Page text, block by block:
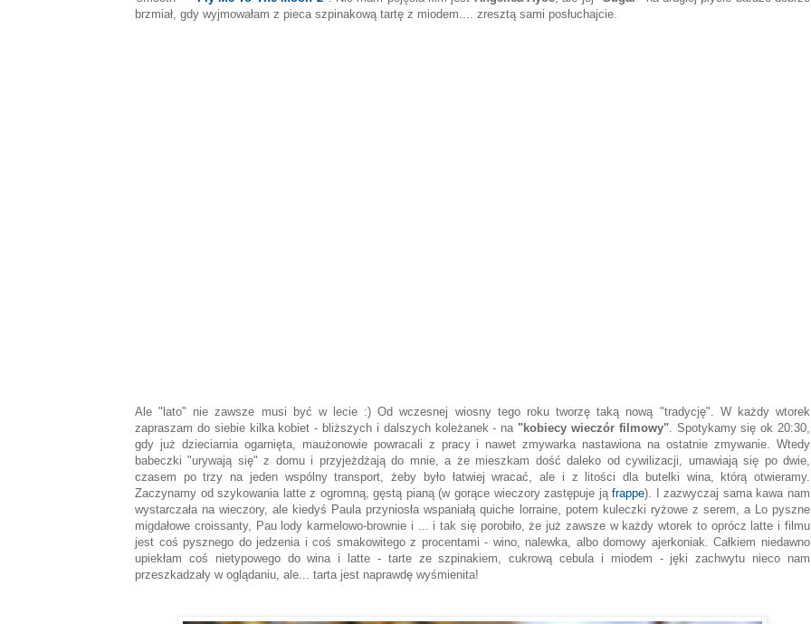
brzmiał, gdy wyjmowałam z pieca szpinakową tartę z miodem.... zresztą sami posłuchajcie.
Ale "lato" nie zawsze musi być w lecie :) Od wczesnej wiosny tego roku tworzę taką nową "tradycję". W każdy wtorek
zapraszam do siebie kilka kobiet - bliższych i dalszych koleżanek - na "kobiecy wieczór filmowy". Spotykamy się ok 20:30,
gdy już dzieciarnia ogarnięta, maużonowie powracali z pracy i nawet zmywarka nastawiona na ostatnie zmywanie. Wtedy
babeczki "urywają się" z domu i przyjeżdżają do mnie, a że mieszkam dość daleko od cywilizacji, umawiają się po dwie,
czasem po trzy na jeden wspólny transport, żeby było łatwiej wracać, ale i z litości dla butelki wina, którą otwieramy.
Zaczynamy od szykowania latte z ogromną, gęstą pianą (w gorące wieczory zastępuje jąfrappe). I zazwyczaj sama kawa nam
wystarczała na wieczory, ale kiedyś Paula przyniosła wspaniałą quiche lorraine, potem kuleczki ryżowe z serem, a Lo pyszne
migdałowe croissanty, Pau lody karmelowo-brownie i ... i tak się porobiło, że już zawsze w każdy wtorek to oprócz latte i filmu
jest coś pysznego do jedzenia i coś smakowitego z procentami - wino, nalewka, albo domowy ajerkoniak. Całkiem niedawno
upiekłam coś nietypowego do wina i latte - tarte ze szpinakiem, cukrową cebula i miodem - jęki zachwytu nieco nam
przeszkadzały w oglądaniu, ale... tarta jest naprawdę wyśmienita!